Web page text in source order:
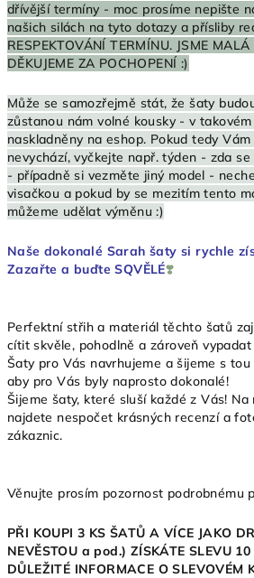
dřívější termíny - moc prosíme nepište
našich silách na tyto dotazy a přísliby
RESPEKTOVÁNÍ TERMÍNU. JSME
DĚKUJEME ZA POCHOPENÍ :)
Může se samozřejmě stát, že šaty
zůstanou nám volné kousky - v
naskladněny na eshop. Pokud tedy
nevychází, vyčkejte např. týden - zda
- případně si vezměte jiný model -
visačkou a pokud by se mezitím tento
můžeme udělat výměnu :)
Naše dokonalé Sarah šaty si rychle
Zazařte a buďte SQVĚLÉ❣️
Perfektní střih a materiál těchto šatů
cítit skvěle, pohodlně a zároveň vypadat
Šaty pro Vás navrhujeme a šijeme s
aby pro Vás byly naprosto dokonalé!
Šijeme šaty, které sluší každé z Vás!
najdete nespočet krásných recenzí a
zákaznic.
Věnujte prosím pozornost podrobnému
PŘI KOUPI 3 KS ŠATŮ A VÍCE JAKO
NEVĚSTOU a pod.) ZÍSKÁTE SLEVU 10
DŮLEŽITÉ INFORMACE O SLEVOVÉM